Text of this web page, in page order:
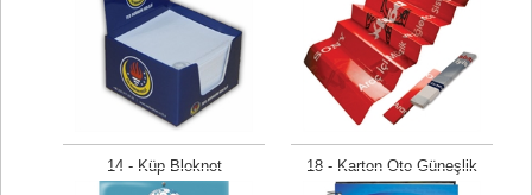
14 - Küp Bloknot 18 - Karton Oto Güneşlik